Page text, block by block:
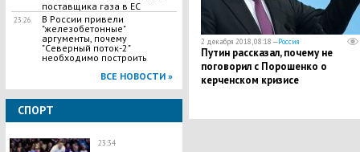
поставщика газа в ЕС
23:26
В России привели
"железобетонные"
аргументы, почему
"Северный поток-2"
необходимо построить
ВСЕ НОВОСТИ »
СПОРТ
23:34
2 декабря 2018, 08:18 —Россия
Путин рассказал, почему не
поговорил с Порошенко о
керченском кризисе